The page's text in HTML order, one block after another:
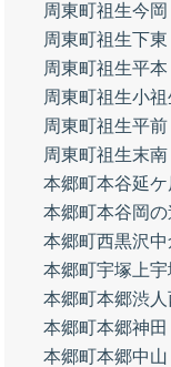
周東町祖生今岡
周東町祖生下東
周東町祖生平本
周東町祖生小祖
周東町祖生平前
周東町祖生末南
本郷町本谷延ケ
本郷町本谷岡の
本郷町西黒沢中
本郷町宇塚上宇
本郷町本郷渋人
本郷町本郷神田
本郷町本郷中山